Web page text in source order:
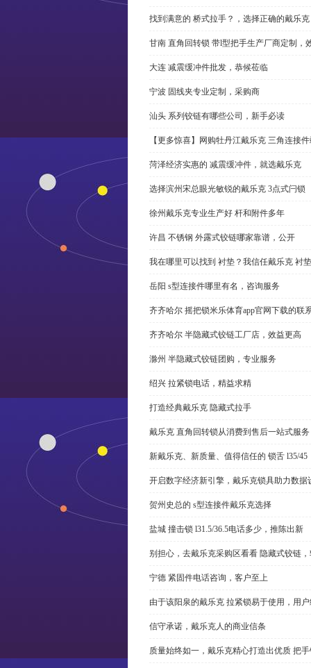
找到满意的 桥式拉手？，选择正确的戴乐克
甘南 直角回转锁 带l型把手生产厂商定制，
大连 减震缓冲件批发，恭候莅临
宁波 固线夹专业定制，采购商
汕头 系列铰链有哪些公司，新手必读
【更多惊喜】网购牡丹江戴乐克 三角连接
菏泽经济实惠的 减震缓冲件，就选戴乐克
选择滨州宋总眼光敏锐的戴乐克 3点式闩锁
徐州戴乐克专业生产好 杆和附件多年
许昌 不锈钢 外露式铰链哪家靠谱，公开
我在哪里可以找到 衬垫？我信任戴乐克 衬
岳阳 s型连接件哪里有名，咨询服务
齐齐哈尔 摇把锁米乐体育app官网下载的联
齐齐哈尔 半隐藏式铰链工厂店，效益更高
滁州 半隐藏式铰链团购，专业服务
绍兴 拉紧锁电话，精益求精
打造经典戴乐克 隐藏式拉手
戴乐克 直角回转锁从消费到售后一站式服务
新戴乐克、新质量、值得信任的 锁舌 l35/45
开启数字经济新引擎，戴乐克锁具助力数据
贺州史总的 s型连接件戴乐克选择
盐城 撞击锁 l31.5/36.5电话多少，推陈出新
别担心，去戴乐克采购区看看 隐藏式铰链
宁德 紧固件电话咨询，客户至上
由于该阳泉的戴乐克 拉紧锁易于使用，用
信守承诺，戴乐克人的商业信条
质量始终如一，戴乐克精心打造出优质 把